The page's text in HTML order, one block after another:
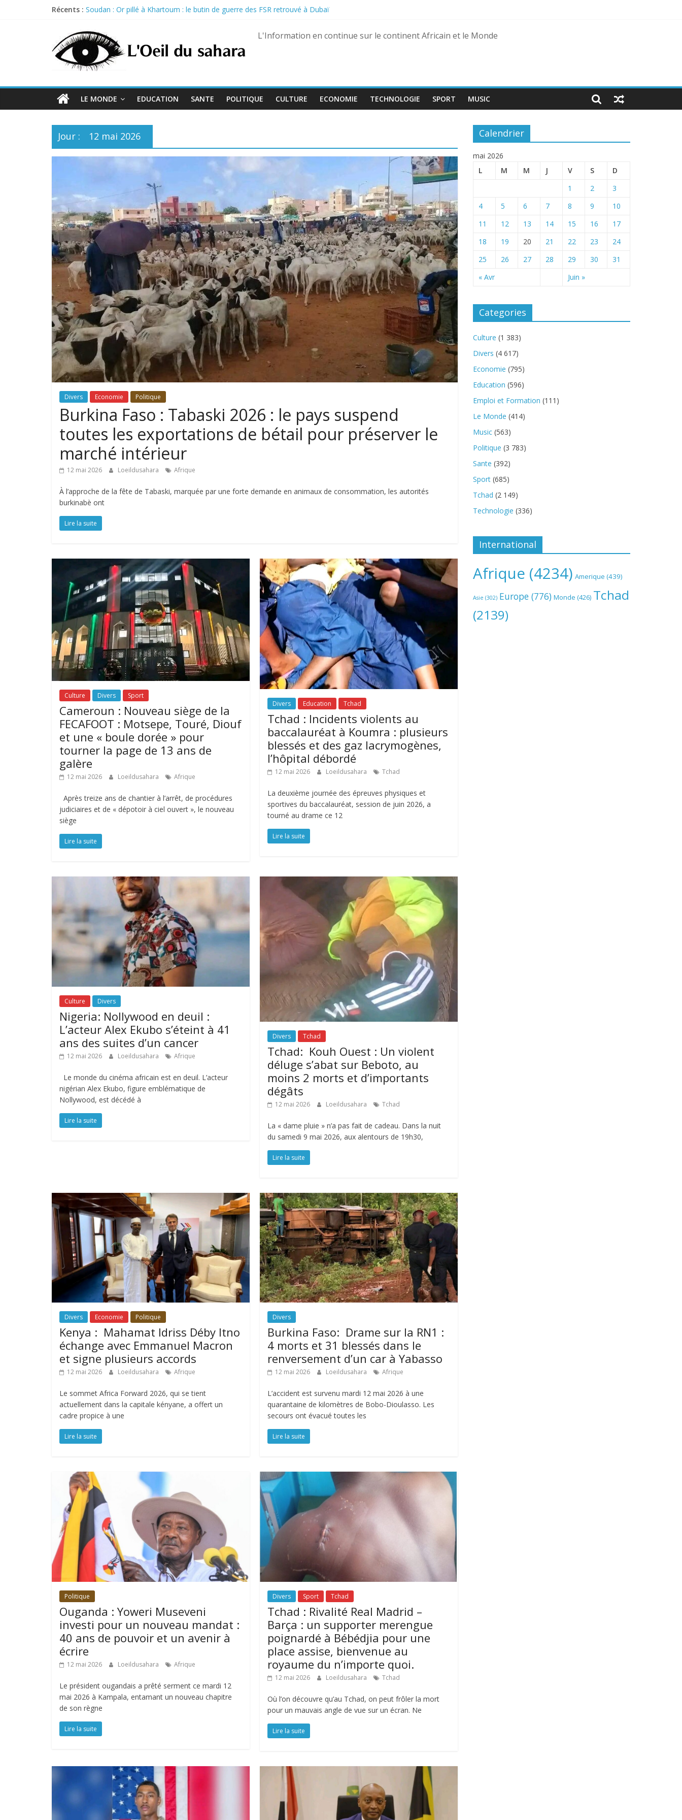
Récents : Soudan : Or pillé à Khartoum : le butin de guerre des FSR retrouvé à Dubaï
Côte d’Ivoire : le président Ouattara gracie plus de 4 600 détenus pour le 66e anniversaire de l’indépendance
Burkina Faso : Sept Koglweogos condamnés pour la séquestration d’un maquisard accusé à tort de vol de porc
Tchad : Bongor honore sa légende : la Maison de la Culture devient « Bamba Tchandoulaye, dit Jorio Stars »
L'Information en continue sur le continent Africain et le Monde
LE MONDE EDUCATION SANTE POLITIQUE CULTURE ECONOMIE TECHNOLOGIE SPORT MUSIC
Jour : 12 mai 2026
Divers Economie Politique
Burkina Faso : Tabaski 2026 : le pays suspend
toutes les exportations de bétail pour préserver le
marché intérieur
12 mai 2026 Loeildusahara Afrique
À l’approche de la fête de Tabaski, marquée par une forte demande en animaux de consommation, les autorités
burkinabè ont
Lire la suite
Culture Divers Sport
Cameroun : Nouveau siège de la
FECAFOOT : Motsepe, Touré, Diouf
et une « boule dorée » pour
tourner la page de 13 ans de
galère
12 mai 2026 Loeildusahara Afrique
Après treize ans de chantier à l’arrêt, de procédures
judiciaires et de « dépotoir à ciel ouvert », le nouveau
siège
Lire la suite
Divers Education Tchad
Tchad : Incidents violents au
baccalauréat à Koumra : plusieurs
blessés et des gaz lacrymogènes,
l’hôpital débordé
12 mai 2026 Loeildusahara Tchad
La deuxième journée des épreuves physiques et
sportives du baccalauréat, session de juin 2026, a
tourné au drame ce 12
Lire la suite
Culture Divers
Nigeria: Nollywood en deuil :
L’acteur Alex Ekubo s’éteint à 41
ans des suites d’un cancer
12 mai 2026 Loeildusahara Afrique
Le monde du cinéma africain est en deuil. L’acteur
nigérian Alex Ekubo, figure emblématique de
Nollywood, est décédé à
Lire la suite
Divers Tchad
Tchad: Kouh Ouest : Un violent
déluge s’abat sur Beboto, au
moins 2 morts et d’importants
dégâts
12 mai 2026 Loeildusahara Tchad
La « dame pluie » n’a pas fait de cadeau. Dans la nuit
du samedi 9 mai 2026, aux alentours de 19h30,
Lire la suite
Divers Economie Politique
Kenya : Mahamat Idriss Déby Itno
échange avec Emmanuel Macron
et signe plusieurs accords
12 mai 2026 Loeildusahara Afrique
Le sommet Africa Forward 2026, qui se tient
actuellement dans la capitale kényane, a offert un
cadre propice à une
Lire la suite
Divers
Burkina Faso: Drame sur la RN1 :
4 morts et 31 blessés dans le
renversement d’un car à Yabasso
12 mai 2026 Loeildusahara Afrique
L’accident est survenu mardi 12 mai 2026 à une
quarantaine de kilomètres de Bobo-Dioulasso. Les
secours ont évacué toutes les
Lire la suite
Politique
Ouganda : Yoweri Museveni
investi pour un nouveau mandat :
40 ans de pouvoir et un avenir à
écrire
12 mai 2026 Loeildusahara Afrique
Le président ougandais a prêté serment ce mardi 12
mai 2026 à Kampala, entamant un nouveau chapitre
de son règne
Lire la suite
Divers Sport Tchad
Tchad : Rivalité Real Madrid –
Barça : un supporter merengue
poignardé à Bébédjia pour une
place assise, bienvenue au
royaume du n’importe quoi.
12 mai 2026 Loeildusahara Tchad
Où l’on découvre qu’au Tchad, on peut frôler la mort
pour un mauvais angle de vue sur un écran. Ne
Lire la suite
Calendrier
mai 2026
L
M M J V S D
« Avr Juin »
1 2
3
4
5 6 7 8 9
10
11
12 13 14 15 16
17
18
19 20 21 22 23
24
25
26 27 28 29 30 31
Categories
Culture (1 383)
Divers (4 617)
Economie (795)
Education (596)
Emploi et Formation (111)
Le Monde (414)
Music (563)
Politique (3 783)
Sante (392)
Sport (685)
Tchad (2 149)
Technologie (336)
International
Afrique (4234) Amerique (439)
Asie (302) Europe (776) Monde (426) Tchad
(2139)